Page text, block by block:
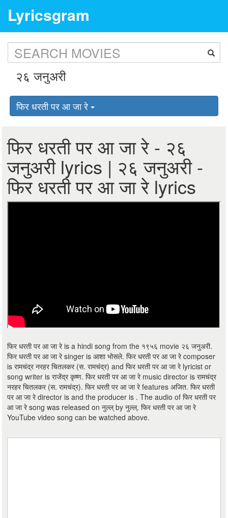
Lyricsgram
फिर धरती पर आ जा रे
फिर धरती पर आ जा रे - २६
जनुअरी lyrics | २६ जनुअरी -
फिर धरती पर आ जा रे lyrics
फिर धरती पर आ जा रे is a hindi song from the १९५६ movie २६ जनुअरी.
फिर धरती पर आ जा रे singer is आशा भोसले. फिर धरती पर आ जा रे composer
is रामचंद्र नरहर चितलकर (स. रामचंद्र) and फिर धरती पर आ जा रे lyricist or
song writer is राजेंद्र कृष्ण. फिर धरती पर आ जा रे music director is रामचंद्र
नरहर चितलकर (स. रामचंद्र). फिर धरती पर आ जा रे features अजित. फिर धरती
पर आ जा रे director is and the producer is . The audio of फिर धरती पर
आ जा रे song was released on नुल्ल् by नुल्ल्. फिर धरती पर आ जा रे
YouTube video song can be watched above.